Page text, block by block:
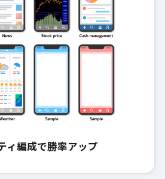
ィ編成で勝率アップ